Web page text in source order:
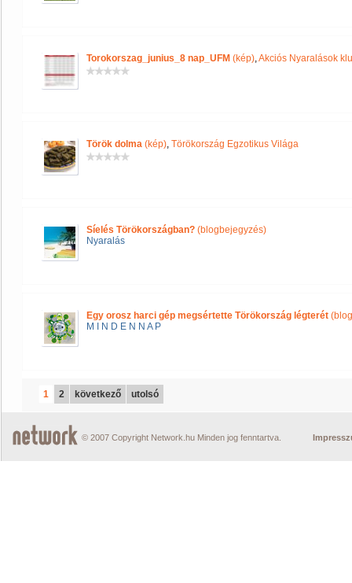
Torokorszag_junius_8 nap_UFM (kép),Akciós Nyaralások
Török dolma (kép), Törökország Egzotikus Világa
Síelés Törökországban? (blogbejegyzés)
Nyaralás
Egy orosz harci gép megsértette Törökország légterét
M I N D E N N A P
1 2 következő utolsó
© 2007 Copyright Network.hu Minden jog fenntartva.